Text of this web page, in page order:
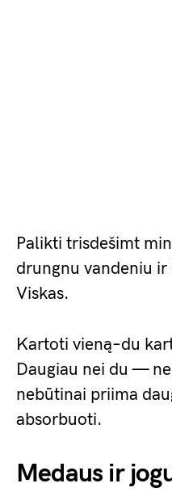
Palikti trisdešimt
drungnu vandeniu
Viskas.
Kartoti vieną–du
Daugiau nei du —
nebūtinai priima
absorbuoti.
Medaus ir